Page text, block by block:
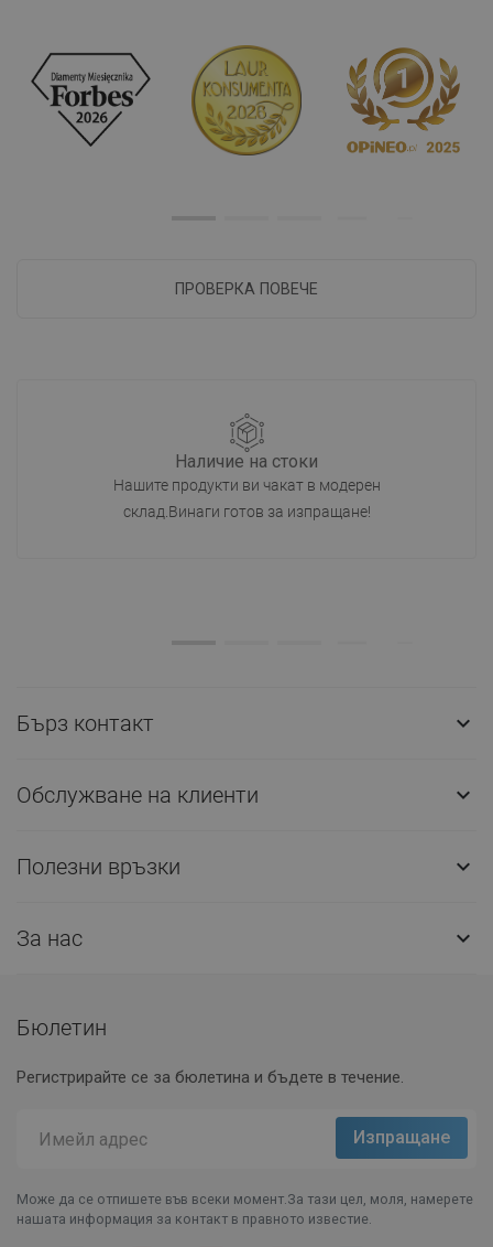
ПРОВЕРКА ПОВЕЧЕ
Наличие на стоки
Нашите продукти ви чакат в модерен
склад.Винаги готов за изпращане!
Бърз контакт 
Обслужване на клиенти 
Полезни връзки 
За нас 
Бюлетин
Регистрирайте се за бюлетина и бъдете в течение.
Може да се отпишете във всеки момент.За тази цел, моля, намерете
нашата информация за контакт в правното известие.